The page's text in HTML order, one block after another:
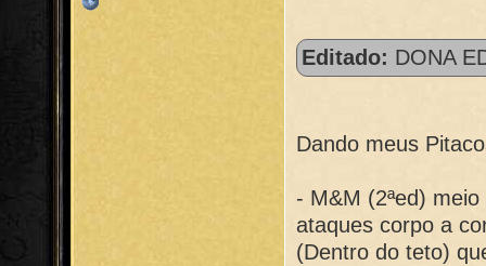
Editado: DONA
Dando meus
- M&M (2ªed)
ataques corpo a
(Dentro do teto)